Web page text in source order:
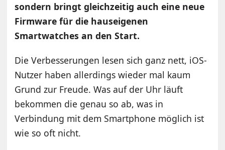
sondern bringt gleichzeitig auch eine neue
Firmware für die hauseigenen
Smartwatches an den Start.
Die Verbesserungen lesen sich ganz nett, iOS-
Nutzer haben allerdings wieder mal kaum
Grund zur Freude. Was auf der Uhr läuft
bekommen die genau so ab, was in
Verbindung mit dem Smartphone möglich ist
wie so oft nicht.